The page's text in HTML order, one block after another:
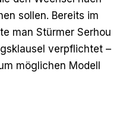
sollen. Bereits im
man Stürmer Serhou
verpflichtet –
möglichen Modell